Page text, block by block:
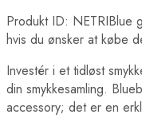
Produkt ID: NETRIBlue
hvis du ønsker at købe
Investér i et tidløst
din smykkesamling.
accessory; det er en